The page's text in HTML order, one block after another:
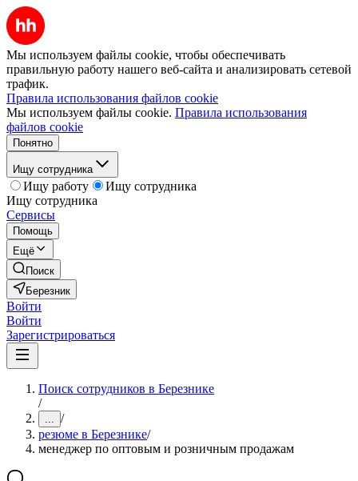
Мы используем файлы cookie, чтобы обеспечивать
правильную работу нашего веб-сайта и анализировать сетевой
трафик.
Правила использования файлов cookie
Мы используем файлы cookie. Правила использования
файлов cookie
Понятно
Ищу сотрудника
Ищу работу
Ищу сотрудника
Ищу сотрудника
Сервисы
Помощь
Ещё
Поиск
Березник
Войти
Войти
Зарегистрироваться
Поиск сотрудников в Березнике
/
... /
резюме в Березнике/
менеджер по оптовым и розничным продажам